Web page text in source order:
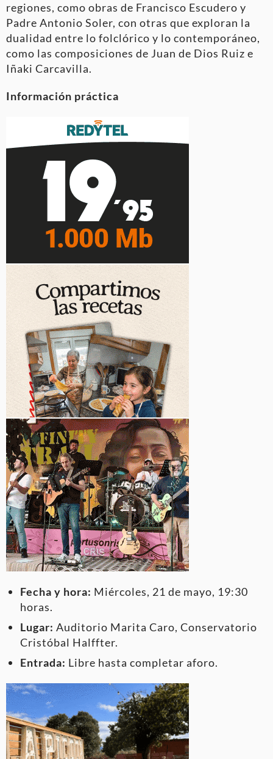
regiones, como obras de Francisco Escudero y
Padre Antonio Soler, con otras que exploran la
dualidad entre lo folclórico y lo contemporáneo,
como las composiciones de Juan de Dios Ruiz e
Iñaki Carcavilla.
Información práctica
Fecha y hora: Miércoles, 21 de mayo, 19:30
horas.
Lugar: Auditorio Marita Caro, Conservatorio
Cristóbal Halffter.
Entrada: Libre hasta completar aforo.